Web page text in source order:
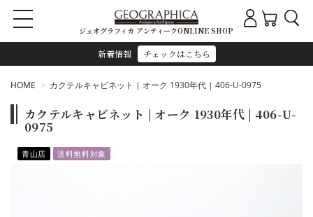
新着情報 チェックはこちら
ジェオグラフィカ アンティークONLINE SHOP
HOME カクテルキャビネット | オーク 1930年代 | 406-U-0975
カクテルキャビネット | オーク 1930年代 | 406-U-
0975
青山店 送料無料対象